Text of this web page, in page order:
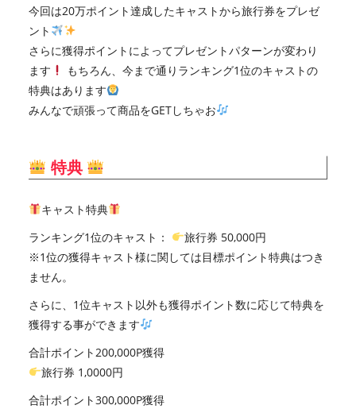
今回は20万ポイント達成したキャストから旅行券をプレゼ
ント
さらに獲得ポイントによってプレゼントパターンが変わり
ます
もちろん、今まで通りランキング1位のキャストの
特典はあります
みんなで頑張って商品をGETしちゃお
特典
キャスト特典
ランキング1位のキャスト：
旅行券 50,000円
※1位の獲得キャスト様に関しては目標ポイント特典はつき
ません。
さらに、1位キャスト以外も獲得ポイント数に応じて特典を
獲得する事ができます
合計ポイント200,000P獲得
旅行券 1,0000円
合計ポイント300,000P獲得